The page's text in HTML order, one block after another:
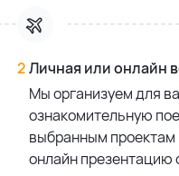
2Личная или онлайн
Мы организуем для
ознакомительную
выбранным проектам
онлайн презентацию